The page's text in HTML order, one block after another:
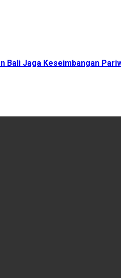
Bali Jaga Keseimbangan